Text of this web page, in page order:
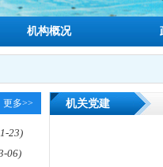
机构概况
更多>>
23)
06)
机关党建